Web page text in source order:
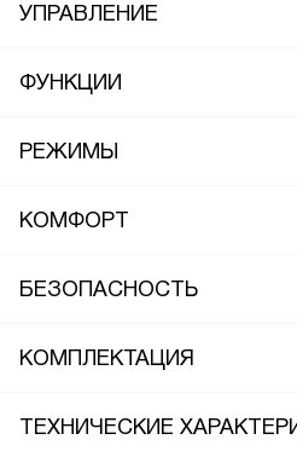
УПРАВЛЕНИЕ
ФУНКЦИИ
РЕЖИМЫ
КОМФОРТ
БЕЗОПАСНОСТЬ
КОМПЛЕКТАЦИЯ
ТЕХНИЧЕСКИЕ